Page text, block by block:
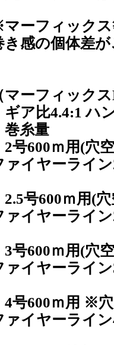
ーフィック
き感の個体差
マーフィック
ギア比4.4:1
巻糸量
2号600ｍ用(穴
ァイヤーライ
2.5号600ｍ用(
ァイヤーライ
3号600ｍ用(穴
ァイヤーライ
4号600ｍ用 ※
ァイヤーライ